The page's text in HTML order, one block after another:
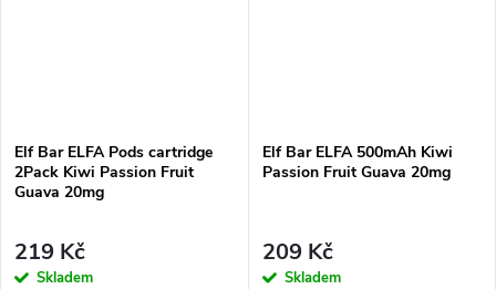
Elf Bar ELFA Pods cartridge
2Pack Kiwi Passion Fruit
Guava 20mg
219 Kč
Skladem
Elf Bar ELFA 500mAh Kiwi
Passion Fruit Guava 20mg
209 Kč
Skladem